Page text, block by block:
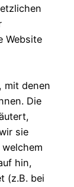
Website
mit denen
Die
sie
hin,
(z.B. bei